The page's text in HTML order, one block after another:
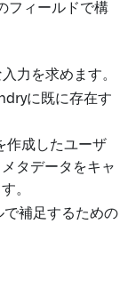
フィールドで構
力を求めます。
に既に存在す
作成したユーザ
タデータをキャ
。
で補足するための